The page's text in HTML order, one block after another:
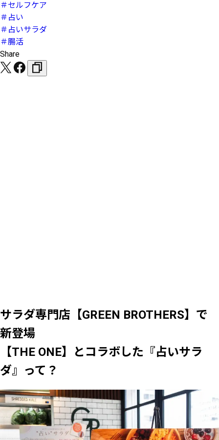
＃セルフケア
＃占い
＃占いサラダ
＃腸活
Share
サラダ専門店【GREEN BROTHERS】で
新登場
【THE ONE】とコラボした『占いサラ
ダ』って？